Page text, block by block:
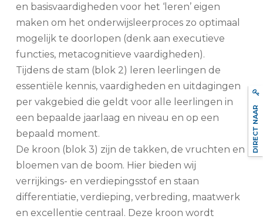
en basisvaardigheden voor het ‘leren’ eigen
maken om het onderwijsleerproces zo optimaal
mogelijk te doorlopen (denk aan executieve
functies, metacognitieve vaardigheden).
Tijdens de stam (blok 2) leren leerlingen de
essentiële kennis, vaardigheden en uitdagingen
per vakgebied die geldt voor alle leerlingen in
een bepaalde jaarlaag en niveau en op een
bepaald moment.
De kroon (blok 3) zijn de takken, de vruchten en
bloemen van de boom. Hier bieden wij
verrijkings- en verdiepingsstof en staan
differentiatie, verdieping, verbreding, maatwerk
en excellentie centraal. Deze kroon wordt
DIRECT NAAR